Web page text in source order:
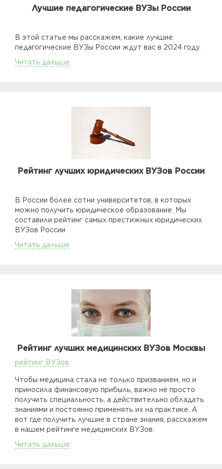
Лучшие педагогические ВУЗы России
В этой статье мы расскажем, какие лучшие
педагогические ВУЗы России ждут вас в 2024 году.
Читать дальше
Рейтинг лучших юридических ВУЗов России
В России более сотни университетов, в которых
можно получить юридическое образование. Мы
составили рейтинг самых престижных юридических
ВУЗов России
Читать дальше
Рейтинг лучших медицинских ВУЗов Москвы
рейтинг ВУЗов
Чтобы медицина стала не только призванием, но и
приносила финансовую прибыль, важно не просто
получить специальность, а действительно обладать
знаниями и постоянно применять их на практике. А
вот где получить лучшие в стране знания, расскажем
в нашем рейтинге медицинских ВУЗов.
Читать дальше